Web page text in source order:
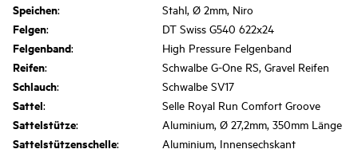
Speichen: Stahl, Ø 2mm, Niro
Felgen: DT Swiss G540 622x24
Felgenband: High Pressure Felgenband
Reifen: Schwalbe G-One RS, Gravel Reifen
Schlauch: Schwalbe SV17
Sattel: Selle Royal Run Comfort Groove
Sattelstütze: Aluminium, Ø 27,2mm, 350mm Länge
Sattelstützenschelle: Aluminium, Innensechskant